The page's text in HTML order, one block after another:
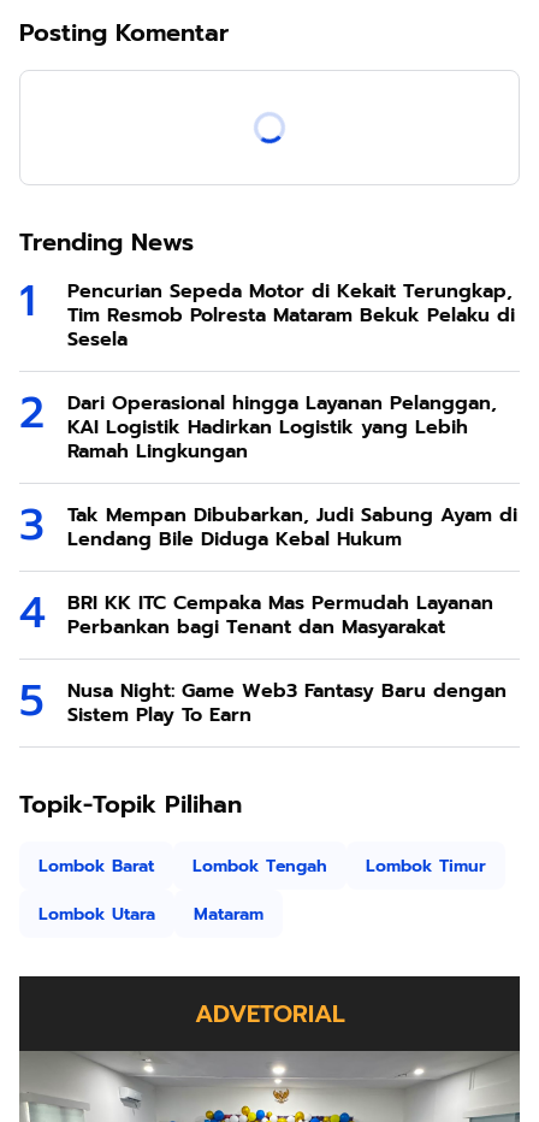
Posting Komentar
Trending News
Pencurian Sepeda Motor di Kekait Terungkap,
Tim Resmob Polresta Mataram Bekuk Pelaku di
Sesela
Dari Operasional hingga Layanan Pelanggan,
KAI Logistik Hadirkan Logistik yang Lebih
Ramah Lingkungan
Tak Mempan Dibubarkan, Judi Sabung Ayam di
Lendang Bile Diduga Kebal Hukum
BRI KK ITC Cempaka Mas Permudah Layanan
Perbankan bagi Tenant dan Masyarakat
Nusa Night: Game Web3 Fantasy Baru dengan
Sistem Play To Earn
Topik-Topik Pilihan
Lombok Barat Lombok Tengah
Lombok Timur
Lombok Utara
Mataram
ADVETORIAL